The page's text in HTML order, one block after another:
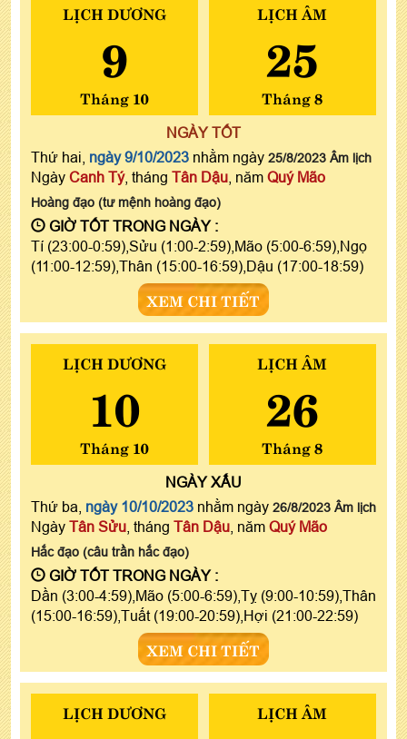
LỊCH DƯƠNG
9
Tháng 10
LỊCH ÂM
25
Tháng 8
NGÀY TỐT
Thứ hai, ngày 9/10/2023 nhằm ngày 25/8/2023 Âm lịch
Ngày Canh Tý, tháng Tân Dậu , năm Quý Mão
Hoàng đạo (tư mệnh hoàng đạo)
GIỜ TỐT TRONG NGÀY :
Tí (23:00-0:59),Sửu (1:00-2:59),Mão (5:00-6:59),Ngọ
(11:00-12:59),Thân (15:00-16:59),Dậu (17:00-18:59)
XEM CHI TIẾT
LỊCH DƯƠNG
10
Tháng 10
LỊCH ÂM
26
Tháng 8
NGÀYXẤU
Thứ ba, ngày 10/10/2023 nhằm ngày 26/8/2023 Âm lịch
Ngày Tân Sửu , tháng Tân Dậu , năm Quý Mão
Hắc đạo (câu trần hắc đạo)
GIỜ TỐT TRONG NGÀY :
Dần (3:00-4:59),Mão (5:00-6:59),Tỵ (9:00-10:59),Thân
(15:00-16:59),Tuất (19:00-20:59),Hợi (21:00-22:59)
XEM CHI TIẾT
LỊCH DƯƠNG LỊCH ÂM